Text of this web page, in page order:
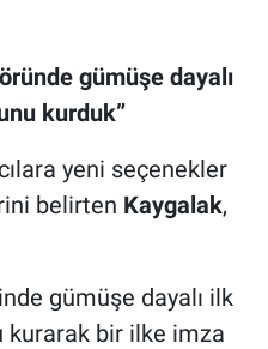
gümüşe dayalı
kurduk”
yeni seçenekler
belirten Kaygalak,
gümüşe dayalı ilk
kurarak bir ilke imza